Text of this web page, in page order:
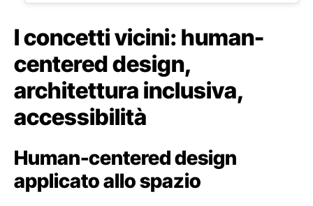
I concetti vicini: human-
centered design,
architettura inclusiva,
accessibilità
Human-centered design
applicato allo spazio